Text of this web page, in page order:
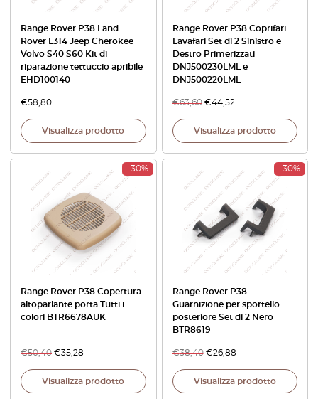
Range Rover P38 Land
Rover L314 Jeep Cherokee
Volvo S40 S60 Kit di
riparazione tettuccio apribile
EHD100140
€58,80
Visualizza prodotto
Range Rover P38 Coprifari
Lavafari Set di 2 Sinistro e
Destro Primerizzati
DNJ500230LML e
DNJ500220LML
€63,60 €44,52
Visualizza prodotto
-30%
Range Rover P38 Copertura
altoparlante porta Tutti i
colori BTR6678AUK
€50,40 €35,28
Visualizza prodotto
-30%
Range Rover P38
Guarnizione per sportello
posteriore Set di 2 Nero
BTR8619
€38,40 €26,88
Visualizza prodotto